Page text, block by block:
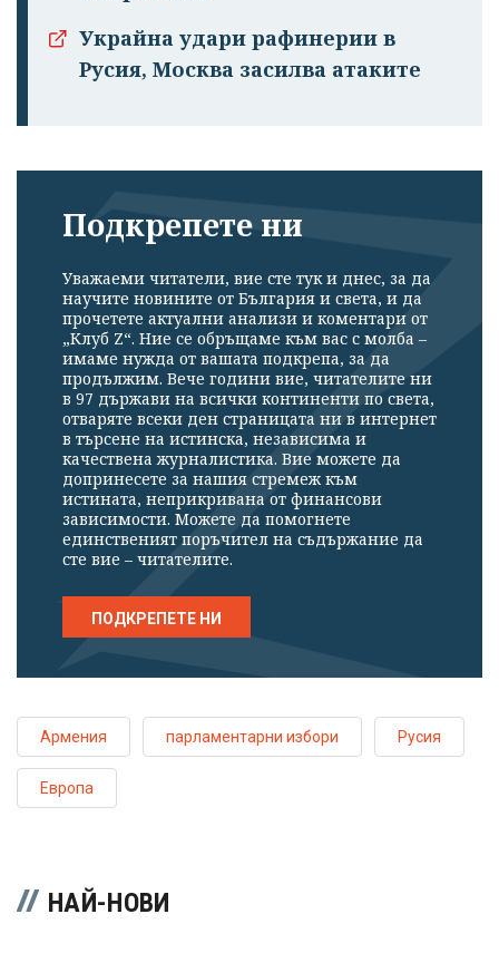
Украйна удари рафинерии в
Русия, Москва засилва атаките
Подкрепете ни
Уважаеми читатели, вие сте тук и днес, за да
научите новините от България и света, и да
прочетете актуални анализи и коментари от
„Клуб Z“. Ние се обръщаме към вас с молба –
имаме нужда от вашата подкрепа, за да
продължим. Вече години вие, читателите ни
в 97 държави на всички континенти по света,
отваряте всеки ден страницата ни в интернет
в търсене на истинска, независима и
качествена журналистика. Вие можете да
допринесете за нашия стремеж към
истината, неприкривана от финансови
зависимости. Можете да помогнете
единственият поръчител на съдържание да
сте вие – читателите.
ПОДКРЕПЕТЕ НИ
Армения парламентарни избори Русия
Европа
НАЙ-НОВИ